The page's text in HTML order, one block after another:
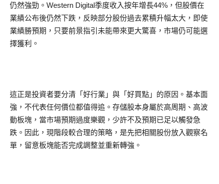
仍然強勁。Western Digital季度收入按年增長44%，但股價在
業績公布後仍然下跌，反映部分股份過去累積升幅太大，即使
業績勝預期，只要前景指引未能帶來更大驚喜，市場仍可能選
擇獲利。
這正是投資者要分清「好行業」與「好買點」的原因。基本面
強，不代表任何價位都值得追。存儲股本身屬於高周期、高波
動板塊，當市場預期過度樂觀，少許不及預期已足以觸發急
跌。因此，現階段較合理的策略，是先把相關股份放入觀察名
單，留意板塊能否完成調整並重新轉強。